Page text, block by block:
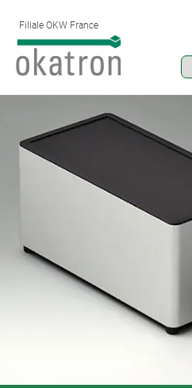
Filiale OKW France